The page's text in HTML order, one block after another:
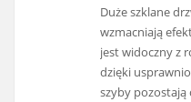
Duże szklane
wzmacniają
jest widoczny z
dzięki
szyby pozostają